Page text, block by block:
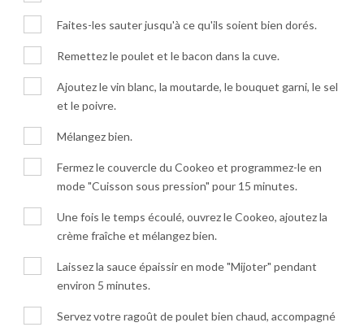
Faites-les sauter jusqu'à ce qu'ils soient bien dorés.
Remettez le poulet et le bacon dans la cuve.
Ajoutez le vin blanc, la moutarde, le bouquet garni, le sel
et le poivre.
Mélangez bien.
Fermez le couvercle du Cookeo et programmez-le en
mode "Cuisson sous pression" pour 15 minutes.
Une fois le temps écoulé, ouvrez le Cookeo, ajoutez la
crème fraîche et mélangez bien.
Laissez la sauce épaissir en mode "Mijoter" pendant
environ 5 minutes.
Servez votre ragoût de poulet bien chaud, accompagné